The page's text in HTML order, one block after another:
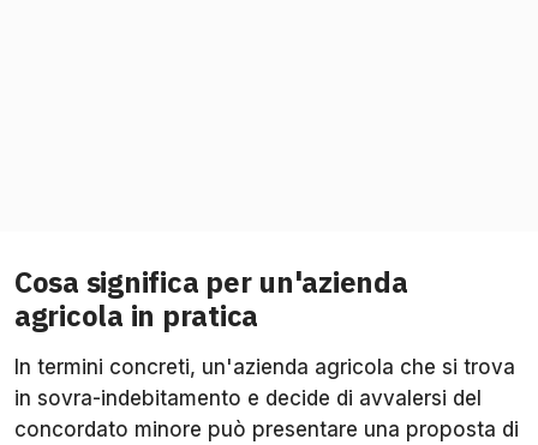
Cosa significa per un'azienda
agricola in pratica
In termini concreti, un'azienda agricola che si trova
in sovra-indebitamento e decide di avvalersi del
concordato minore può presentare una proposta di